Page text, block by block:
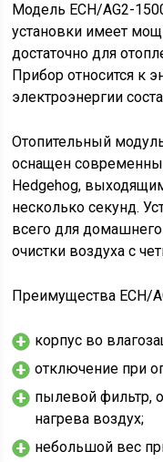
Модель ECH/AG2-
установки имеет
достаточно для
Прибор относится к
электроэнергии
Отопительный
оснащен
Hedgehog,
несколько секунд.
всего для
очистки воздуха с
Преимущества ECH/
корпус во
отключение при
пылевой фильтр,
нагрева воздух;
небольшой вес